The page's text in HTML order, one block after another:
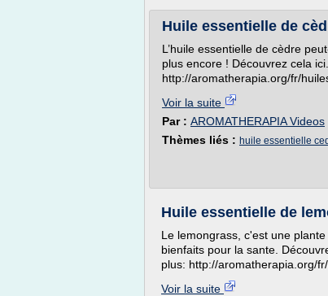
Huile essentielle de
L’huile essentielle de cèdre
plus encore ! Découvrez cela
http://aromatherapia.org/fr/
Voir la suite
Par : AROMATHERAPIA Videos
Thèmes liés : huile essentielle
Huile essentielle de
Le lemongrass, c'est une
bienfaits pour la sante.
plus: http://aromatherapia.org/
Voir la suite